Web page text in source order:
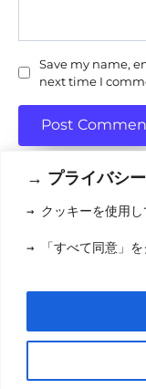
→ プライバシ
→ クッキーを使用し
→ 「すべて同意」を
Save my name,
next time I
利用規約(りよ
© 2026